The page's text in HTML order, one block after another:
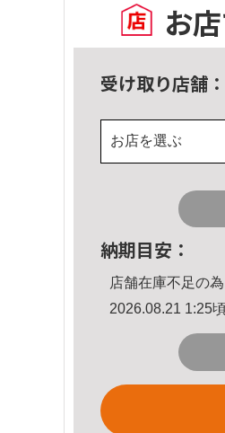
お
受け取り店舗：
お店を選ぶ
納期目安：
店舗在庫不足の
2026.08.21 1:25